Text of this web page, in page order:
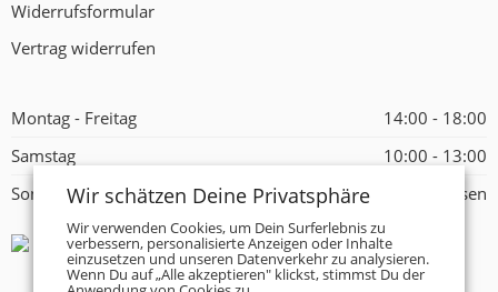
Widerrufsformular
Vertrag widerrufen
Montag - Freitag
14:00 - 18:00
Samstag
10:00 - 13:00
Sonntag
Geschlossen
Wir schätzen Deine Privatsphäre
Wir verwenden Cookies, um Dein Surferlebnis zu
verbessern, personalisierte Anzeigen oder Inhalte
einzusetzen und unseren Datenverkehr zu analysieren.
Wenn Du auf „Alle akzeptieren" klickst, stimmst Du der